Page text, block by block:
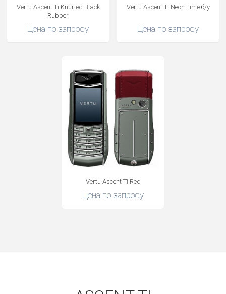
Vertu Ascent Ti Knurled Black
Rubber
Цена по запросу
Vertu Ascent Ti Neon Lime б/у
Цена по запросу
Vertu Ascent Ti Red
Цена по запросу